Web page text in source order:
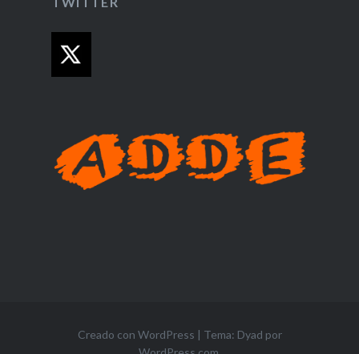
Creado con WordPress | Tema: Dyad por